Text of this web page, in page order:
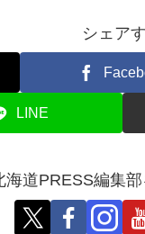
シェア
LINE
海道PRESS編集